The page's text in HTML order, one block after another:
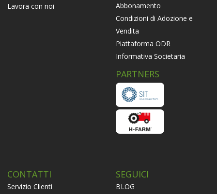
Lavora con noi
Abbonamento
Condizioni di Adozione e
Vendita
Piattaforma ODR
Informativa Societaria
PARTNERS
CONTATTI
Servizio Clienti
SEGUICI
BLOG